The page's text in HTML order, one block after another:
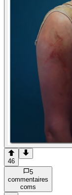
46
5
commentaires
coms